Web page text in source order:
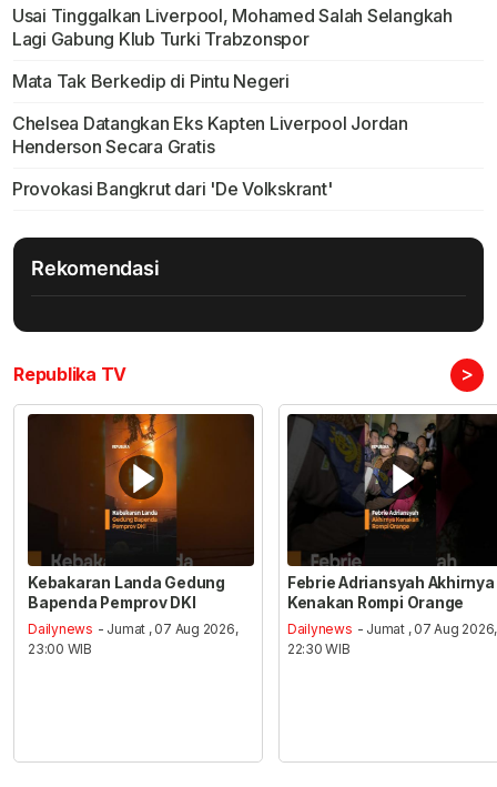
Usai Tinggalkan Liverpool, Mohamed Salah Selangkah
Lagi Gabung Klub Turki Trabzonspor
Mata Tak Berkedip di Pintu Negeri
Chelsea Datangkan Eks Kapten Liverpool Jordan
Henderson Secara Gratis
Provokasi Bangkrut dari 'De Volkskrant'
Rekomendasi
Republika TV >
Kebakaran Landa Gedung
Bapenda Pemprov DKI
Dailynews - Jumat , 07 Aug 2026,
23:00 WIB
Febrie Adriansyah Akhirnya
Kenakan Rompi Orange
Dailynews - Jumat , 07 Aug 2026,
22:30 WIB